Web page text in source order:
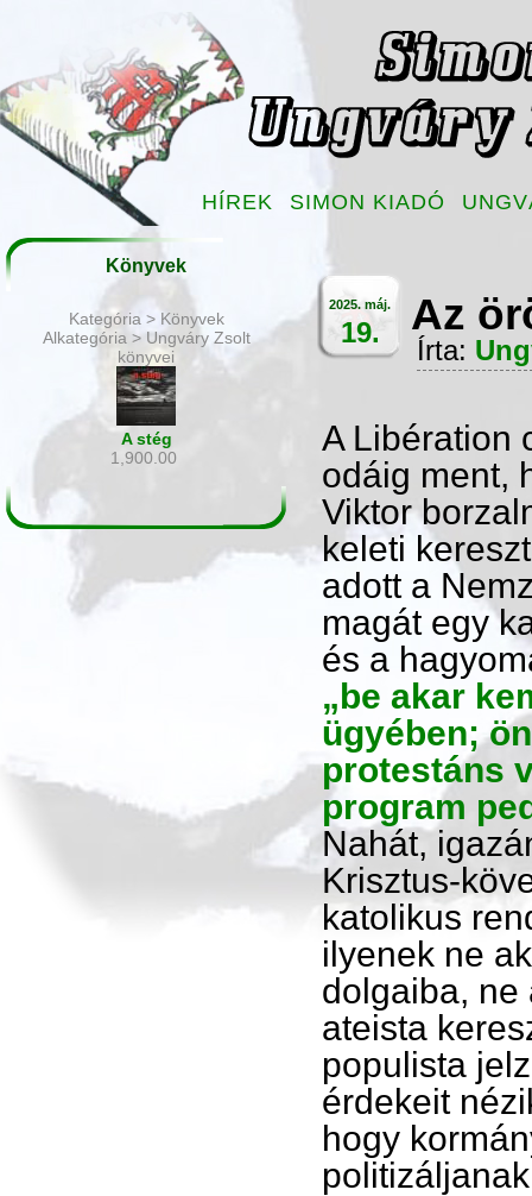
HÍREK SIMON KIADÓ
Könyvek
Kategória > Könyvek
Alkategória > Ungváry Zsolt
könyvei
A stég
1,900.00
2025. máj.
19. Az
Írta:
A Libération
odáig ment,
Viktor
keleti
adott a
magát egy
és a
„be akar
ügyében;
protestáns
program
Nahát,
Krisztus-
katolikus
ilyenek ne
dolgaiba, ne
ateista
populista
érdekeit
hogy